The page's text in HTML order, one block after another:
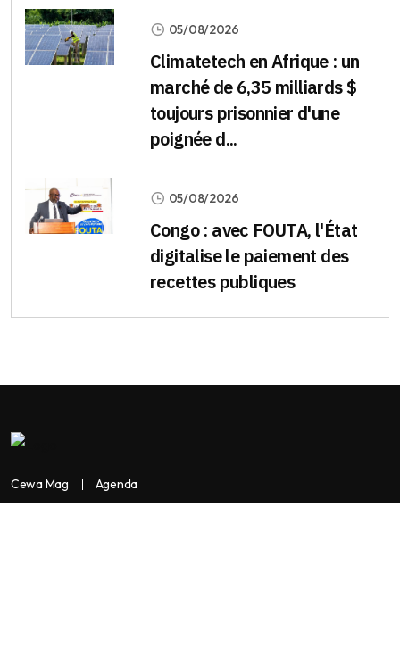
05/08/2026
Climatetech en Afrique : un
marché de 6,35 milliards $
toujours prisonnier d'une
poignée d...
05/08/2026
Congo : avec FOUTA, l'État
digitalise le paiement des
recettes publiques
Cewa Mag Agenda